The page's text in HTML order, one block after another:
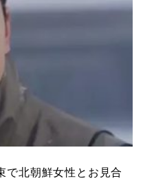
で北朝鮮女性とお見合